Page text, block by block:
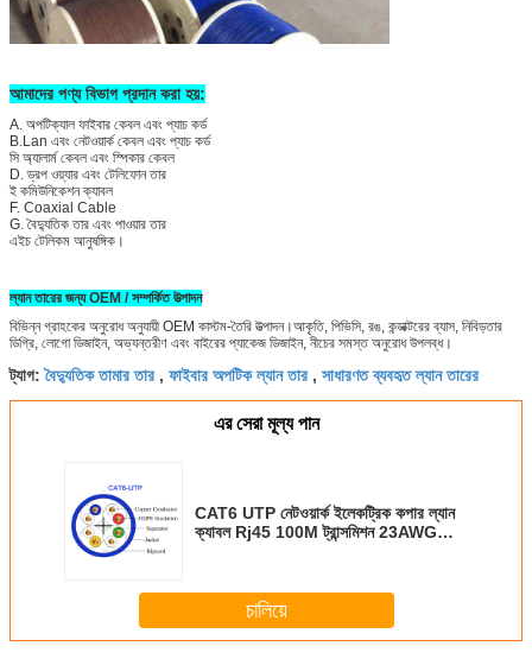
আমাদের পণ্য বিভাগ প্রদান করা হয়:
A. অপটিক্যাল ফাইবার কেবল এবং প্যাচ কর্ড
B.Lan এবং নেটওয়ার্ক কেবল এবং প্যাচ কর্ড
সি অ্যালার্ম কেবল এবং স্পিকার কেবল
D. ড্রপ ওয়্যার এবং টেলিফোন তার
ই কমিউনিকেশন ক্যাবল
F. Coaxial Cable
G. বৈদ্যুতিক তার এবং পাওয়ার তার
এইচ টেলিকম আনুষঙ্গিক।
ল্যান তারের জন্য OEM / সম্পর্কিত উত্পাদন
বিভিন্ন গ্রাহকের অনুরোধ অনুযায়ী OEM কাস্টম-তৈরি উত্পাদন।আকৃতি, পিভিসি, রঙ, কন্ডাক্টরের ব্যাস, নিবিড়তার
ডিগ্রি, লোগো ডিজাইন, অভ্যন্তরীণ এবং বাইরের প্যাকেজ ডিজাইন, নীচের সমস্ত অনুরোধ উপলব্ধ।
ট্যাগ:বৈদ্যুতিক তামার তার , ফাইবার অপটিক ল্যান তার , সাধারণত ব্যবহৃত ল্যান তারের
এর সেরা মূল্য পান
CAT6 UTP নেটওয়ার্ক ইলেকট্রিক কপার ল্যান
ক্যাবল Rj45 100M ট্রান্সমিশন 23AWG
চালিয়ে